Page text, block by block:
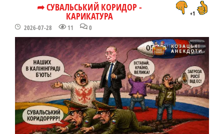
➦ СУВАЛЬСЬКИЙ КОРИДОР -
КАРИКАТУРА
2026-07-28 11 0
+1